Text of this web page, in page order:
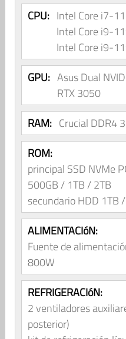
CPU: Intel Core i7-
Intel Core i9-
Intel Core i9-
GPU: Asus Dual
RTX 3050
RAM: Crucial DDR4
ROM:
principal SSD NVMe
500GB / 1TB / 2TB
secundario HDD 1TB
ALIMENTACIóN:
Fuente de
800W
REFRIGERACIóN:
2 ventiladores
posterior)